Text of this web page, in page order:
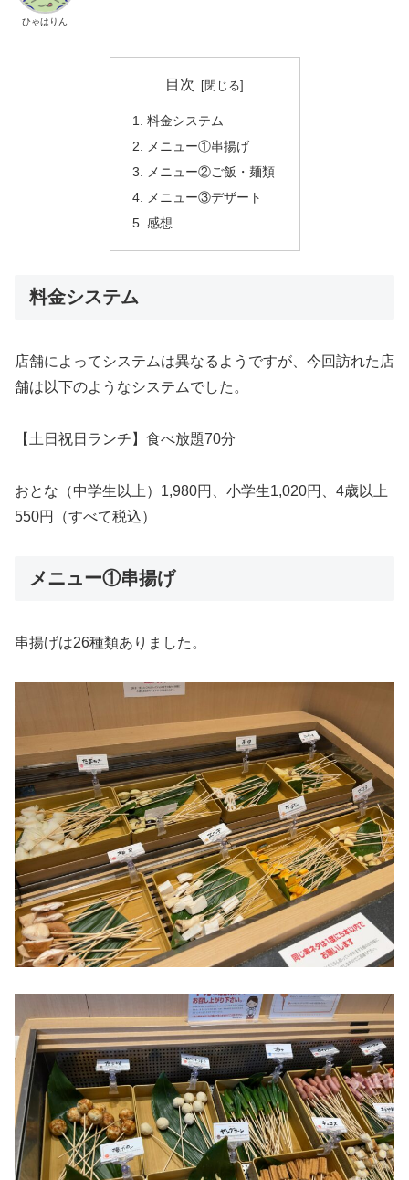
ひゃはりん
目次
料金システム
メニュー①串揚げ
メニュー②ご飯・麺類
メニュー③デザート
感想
料金システム
店舗によってシステムは異なるようですが、今回訪れた店
舗は以下のようなシステムでした。
【土日祝日ランチ】食べ放題70分
おとな（中学生以上）1,980円、小学生1,020円、4歳以上
550円（すべて税込）
メニュー①串揚げ
串揚げは26種類ありました。